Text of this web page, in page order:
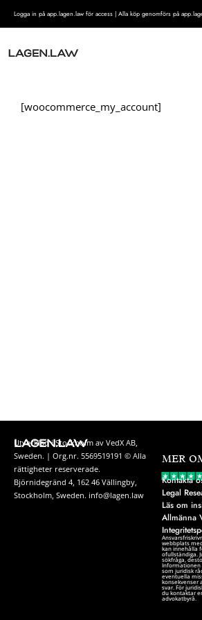
Logga in på app.lagen.law för access | Alla köp genomförs på
[woocommerce_my_account]
Utvecklad i Stockholm av VedX AB,
Sweden. | Org.nr. 5569519191 © Alla
rättigheter reserverade.
Björnidegränd 4, 162 46 Vällingby,
Stockholm, Sweden. info@lagen.law
MER
Kontakta
Legal
Läs om
Allmänna
webbplats
kan innehålla
ofullständiga.
sökfråga,
Informationen
som juridisk
eventuella
konsekvenser
svar. För
du kontaktar
advokatbyrå.